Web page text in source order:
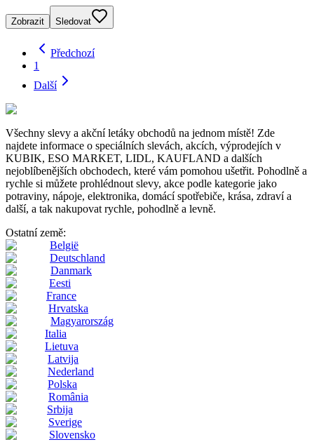
Zobrazit Sledovat
Předchozí
1
Další
Všechny slevy a akční letáky obchodů na jednom místě! Zde
najdete informace o speciálních slevách, akcích, výprodejích v
KUBIK, ESO MARKET, LIDL, KAUFLAND a dalších
nejoblíbenějších obchodech, které vám pomohou ušetřit. Pohodlně a
rychle si můžete prohlédnout slevy, akce podle kategorie jako
potraviny, nápoje, elektronika, domácí spotřebiče, krása, zdraví a
další, a tak nakupovat rychle, pohodlně a levně.
Ostatní země:
België
Deutschland
Danmark
Eesti
France
Hrvatska
Magyarország
Italia
Lietuva
Latvija
Nederland
Polska
România
Srbija
Sverige
Slovensko